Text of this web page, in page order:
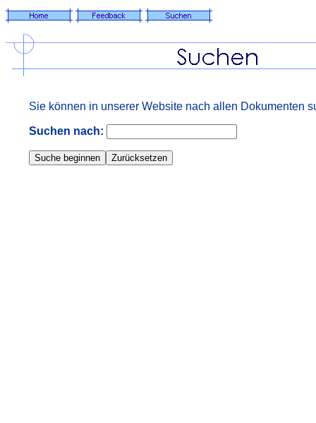
Sie können in unserer Website nach allen Dokumenten
Suchen nach: